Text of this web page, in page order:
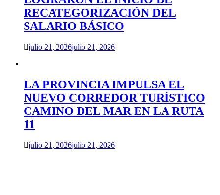
RECATEGORIZACIÓN DEL
SALARIO BÁSICO
julio 21, 2026julio 21, 2026
LA PROVINCIA IMPULSA EL
NUEVO CORREDOR TURÍSTICO
CAMINO DEL MAR EN LA RUTA
11
julio 21, 2026julio 21, 2026